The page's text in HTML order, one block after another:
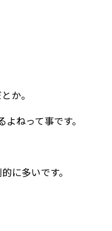
か。
ねって事です。
に多いです。